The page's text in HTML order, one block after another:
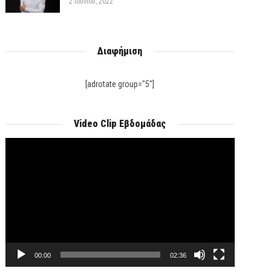
Διαφήμιση
[adrotate group="5"]
Video Clip Εβδομάδας
00:00 02:36